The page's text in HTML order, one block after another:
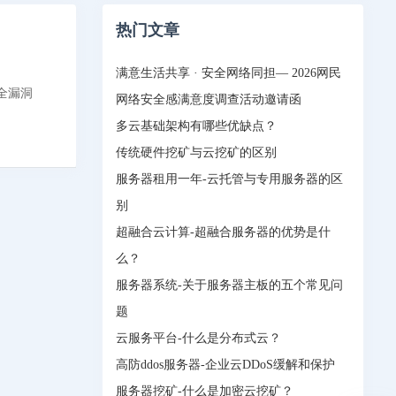
漏洞
热门文章
满意生活共享 · 安全网络同担— 2026网民
网络安全感满意度调查活动邀请函
多云基础架构有哪些优缺点？
传统硬件挖矿与云挖矿的区别
服务器租用一年-云托管与专用服务器的区
别
超融合云计算-超融合服务器的优势是什
么？
服务器系统-关于服务器主板的五个常见问
题
云服务平台-什么是分布式云？
高防ddos服务器-企业云DDoS缓解和保护
服务器挖矿-什么是加密云挖矿？